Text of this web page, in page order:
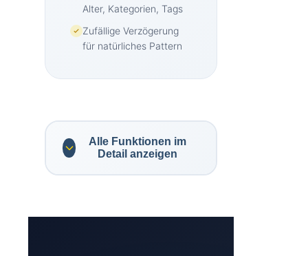
Alter, Kategorien, Tags
Zufällige Verzögerung
für natürliches Pattern
Alle Funktionen im
Detail anzeigen
KI & Content-